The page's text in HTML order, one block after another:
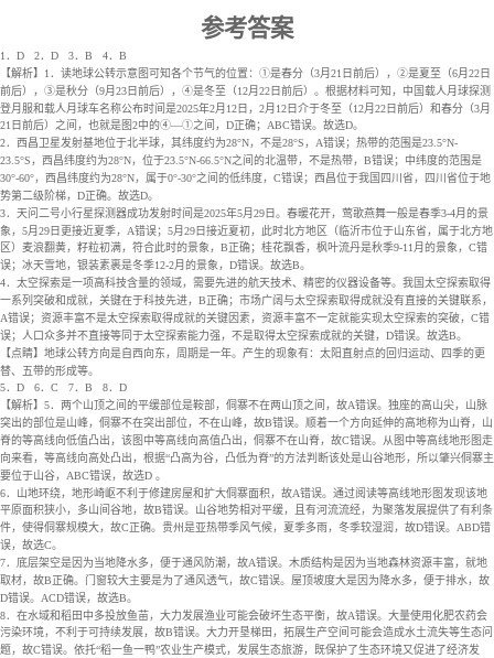
参考答案
1．D 2．D 3．B
4．B
【解析】1．读地球公转示意图可知各个节气的位置：①是春分（3月21日前后），②是夏至（6月22日
前后），③是秋分（9月23日前后），④是冬至（12月22日前后）。根据材料可知，中国载人月球探测
登月服和载人月球车名称公布时间是2025年2月12日，2月12日介于冬至（12月22日前后）和春分（3月
21日前后）之间，也就是图2中的④—①之间，D正确；ABC错误。故选D。
2．西昌卫星发射基地位于北半球，其纬度约为28°N，不是28°S，A错误；热带的范围是23.5°N-
23.5°S，西昌纬度约为28°N，位于23.5°N-66.5°N之间的北温带，不是热带，B错误；中纬度的范围是
30°-60°，西昌纬度约为28°N，属于0°-30°之间的低纬度，C错误；西昌位于我国四川省，四川省位于地
势第二级阶梯，D正确。故选D。
3．天问二号小行星探测器成功发射时间是2025年5月29日。春暖花开，莺歌燕舞一般是春季3-4月的景
象，5月29日更接近夏季，A错误；5月29日接近夏初，此时北方地区（临沂市位于山东省，属于北方地
区）麦浪翻黄，籽粒初满，符合此时的景象，B正确；桂花飘香，枫叶流丹是秋季9-11月的景象，C错
误；冰天雪地，银装素裹是冬季12-2月的景象，D错误。故选B。
4．太空探索是一项高科技含量的领域，需要先进的航天技术、精密的仪器设备等。我国太空探索取得
一系列突破和成就，关键在于科技先进，B正确；市场广阔与太空探索取得成就没有直接的关键联系，
A错误；资源丰富不是太空探索取得成就的关键因素，资源丰富不一定就能实现太空探索的突破，C错
误；人口众多并不直接等同于太空探索能力强，不是取得太空探索成就的关键，D错误。故选B。
【点睛】地球公转方向是自西向东，周期是一年。产生的现象有：太阳直射点的回归运动、四季的更
替、五带的形成等。
5．D
6．C 7．B
8．D
【解析】5．两个山顶之间的平缓部位是鞍部，侗寨不在两山顶之间，故A错误。独座的高山尖，山脉
突出的部位是山峰，侗寨不在突出部位，不在山峰，故B错误。顺着一个方向延伸的高地称为山脊，山
脊的等高线向低值凸出，该图中等高线向高值凸出，侗寨不在山脊，故C错误。从图中等高线地形图走
向来看，等高线向高处凸出，根据“凸高为谷，凸低为脊”的方法判断该处是山谷地形，所以肇兴侗寨主
要位于山谷，ABC错误，故选D 。
6．山地环绕，地形崎岖不利于修建房屋和扩大侗寨面积，故A错误。通过阅读等高线地形图发现该地
平原面积狭小，多山间谷地，故B错误。山谷地势相对平缓，且有河流流经，为聚落发展提供了有利条
件，使得侗寨规模大，故C正确。贵州是亚热带季风气候，夏季多雨，冬季较湿润，故D错误。ABD错
误，故选C。
7．底层架空是因为当地降水多，便于通风防潮，故A错误。木质结构是因为当地森林资源丰富，就地
取材，故B正确。门窗较大主要是为了通风透气，故C错误。屋顶坡度大是因为降水多，便于排水，故
D错误。ACD错误，故选B。
8．在水域和稻田中多投放鱼苗，大力发展渔业可能会破坏生态平衡，故A错误。大量使用化肥农药会
污染环境，不利于可持续发展，故B错误。大力开垦梯田，拓展生产空间可能会造成水土流失等生态问
题，故C错误。依托“稻一鱼一鸭”农业生产模式，发展生态旅游，既保护了生态环境又促进了经济发